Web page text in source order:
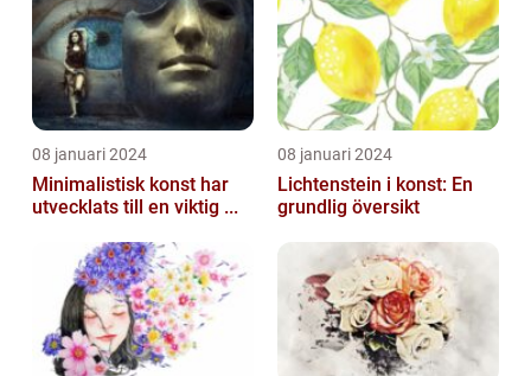
08 januari 2024
Minimalistisk konst har
utvecklats till en viktig ...
08 januari 2024
Lichtenstein i konst: En
grundlig översikt